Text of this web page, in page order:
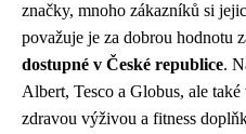
značky, mnoho zákazníků si
považuje je za dobrou hodnotu
dostupné v České republice.
Albert, Tesco a Globus, ale
zdravou výživou a fitness